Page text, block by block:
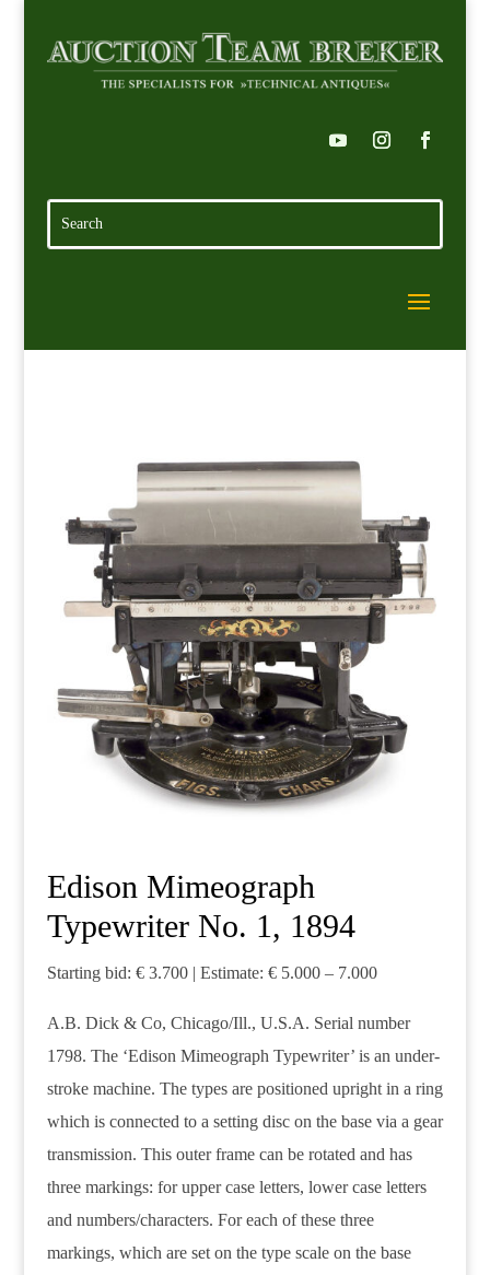
Edison Mimeograph
Typewriter No. 1, 1894
Starting bid: € 3.700 | Estimate: € 5.000 – 7.000
A.B. Dick & Co, Chicago/Ill., U.S.A. Serial number
1798. The ‘Edison Mimeograph Typewriter’ is an under-
stroke machine. The types are positioned upright in a ring
which is connected to a setting disc on the base via a gear
transmission. This outer frame can be rotated and has
three markings: for upper case letters, lower case letters
and numbers/characters. For each of these three
markings, which are set on the type scale on the base